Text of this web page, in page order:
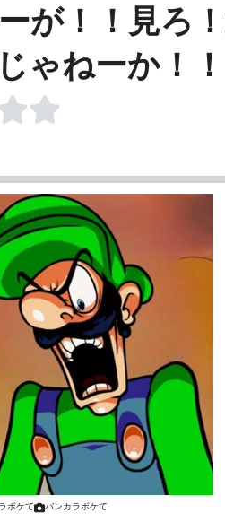
が！！見ろ
ゃねーか！！
ボケて バンカラボケて